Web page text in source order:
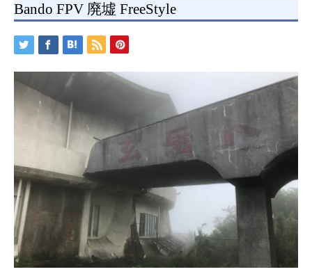
Bando FPV 廃墟 FreeStyle